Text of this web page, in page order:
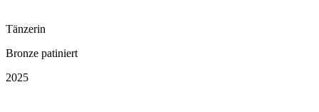
Tänzerin
Bronze patiniert
2025